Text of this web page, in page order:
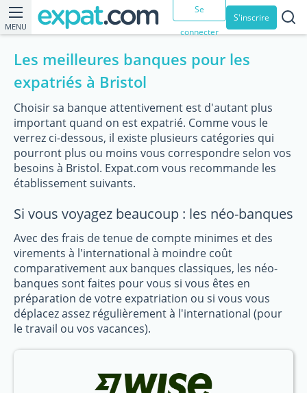
MENU
Se
connecter
S'inscrire
Les meilleures banques pour les
expatriés à Bristol
Choisir sa banque attentivement est d'autant plus
important quand on est expatrié. Comme vous le
verrez ci-dessous, il existe plusieurs catégories qui
pourront plus ou moins vous correspondre selon vos
besoins à Bristol. Expat.com vous recommande les
établissement suivants.
Si vous voyagez beaucoup : les néo-banques
Avec des frais de tenue de compte minimes et des
virements à l'international à moindre coût
comparativement aux banques classiques, les néo-
banques sont faites pour vous si vous êtes en
préparation de votre expatriation ou si vous vous
déplacez assez régulièrement à l'international (pour
le travail ou vos vacances).